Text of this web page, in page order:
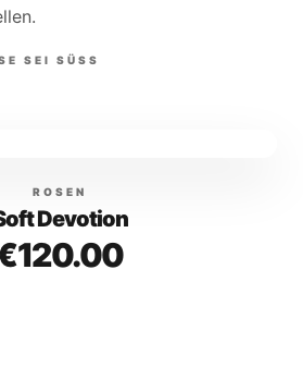
SEI SÜSS
ROSEN
Devotion